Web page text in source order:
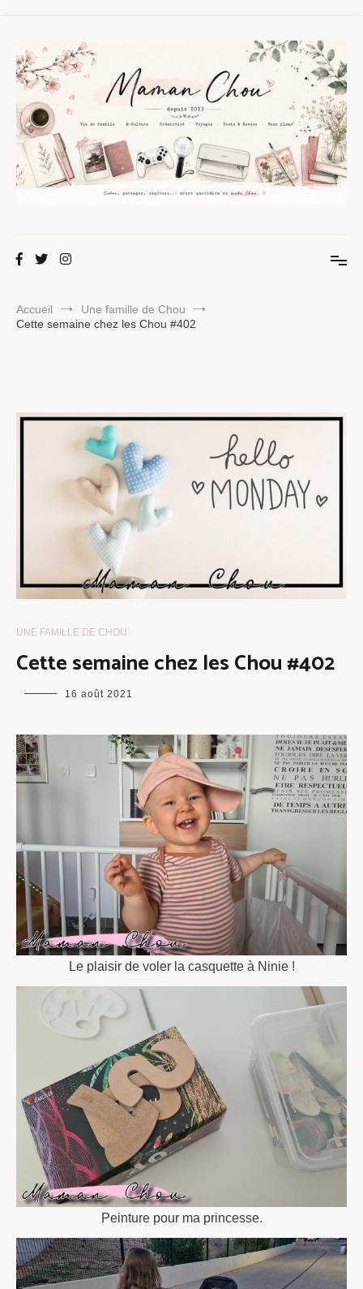
contenu
Maman Chou
Accueil
Une famille de Chou
Cette semaine chez les Chou #402
UNE FAMILLE DE CHOU
Cette semaine chez les Chou #402
maman
16 août 2021
Le plaisir de voler la casquette à Ninie !
Peinture pour ma princesse.